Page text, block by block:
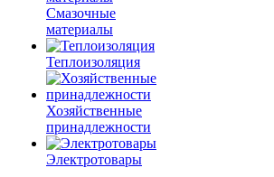
Смазочные
материалы
Теплоизоляция
Хозяйственные
принадлежности
Электротовары